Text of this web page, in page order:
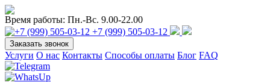
Время работы: Пн.-Вс. 9.00-22.00
+7 (999) 505-03-12
Заказать звонок
Услуги О нас Контакты Способы оплаты Блог FAQ